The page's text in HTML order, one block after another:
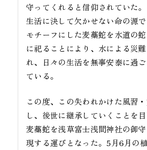
守ってくれると信仰されていた
生活に決して欠かせない命の源
モチーフにした麦藁蛇を水道の
に祀ることにより、水による災
れ、日々の生活を無事安泰に過
ている。
この度、この失われかけた風習
し、後世に継承していくことを目
麦藁蛇を浅草富士浅間神社の御
現する運びとなった。5月6月の